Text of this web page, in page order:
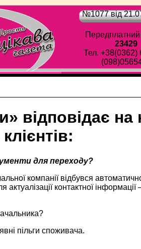
№1077 від
Передплатний
23429
Тел. +38(0362)
відповідає
для переходу?
компанії відбувся
актуалізації контактної
пільги споживача.